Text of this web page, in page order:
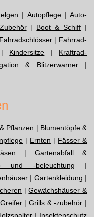
| Autopflege| Auto-
| Boot & Schiff |
Fahradschlösser| Fahrrad-
Kindersitze | Kraftrad-
& Blitzerwarner|
Pflanzen | Blumentöpfe &
| Ernten | Fässer &
|Gartenabfall &
und -beleuchtung |
| Gartenkleidung |
|Gewächshäuser &
Greifer|Grills & -zubehör |